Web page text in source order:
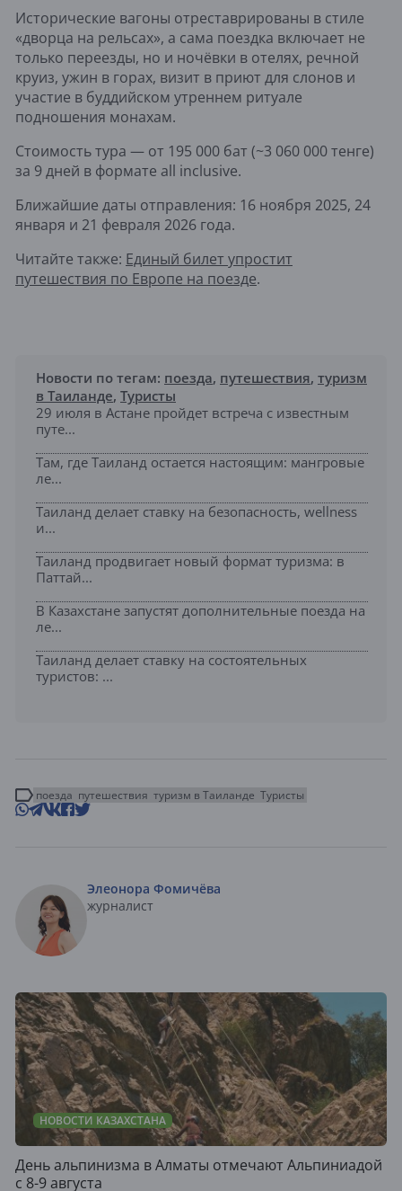
Исторические вагоны отреставрированы в стиле
«дворца на рельсах», а сама поездка включает не
только переезды, но и ночёвки в отелях, речной
круиз, ужин в горах, визит в приют для слонов и
участие в буддийском утреннем ритуале
подношения монахам.
Стоимость тура — от 195 000 бат (~3 060 000 тенге)
за 9 дней в формате all inclusive.
Ближайшие даты отправления: 16 ноября 2025, 24
января и 21 февраля 2026 года.
Читайте также: Единый билет упростит
путешествия по Европе на поезде.
Новости по тегам: поезда, путешествия, туризм
в Таиланде, Туристы
29 июля в Астане пройдет встреча с известным
путе...
Там, где Таиланд остается настоящим: мангровые
ле...
Таиланд делает ставку на безопасность, wellness
и...
Таиланд продвигает новый формат туризма: в
Паттай...
В Казахстане запустят дополнительные поезда на
ле...
Таиланд делает ставку на состоятельных
туристов: ...
поезда путешествия туризм в Таиланде Туристы
Элеонора Фомичёва
журналист
НОВОСТИ КАЗАХСТАНА
День альпинизма в Алматы отмечают Альпиниадой
с 8-9 августа